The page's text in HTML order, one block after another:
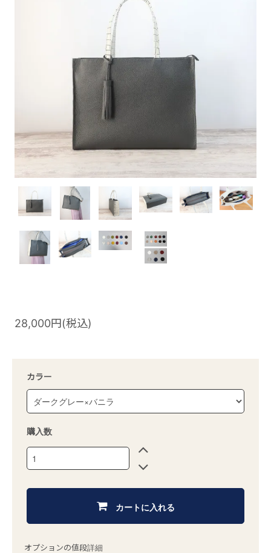
28,000円(税込)
カラー
購入数
カートに入れる
オプションの値段詳細